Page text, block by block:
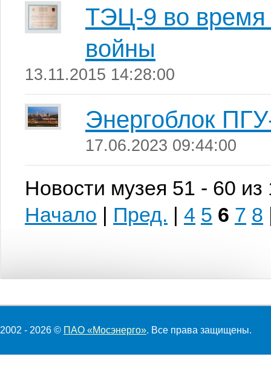
ТЭЦ-9 во время
войны
13.11.2015 14:28:00
Энергоблок
17.06.2023 09:44:00
Новости музея 51 - 60 из
Начало | Пред. | 4 5 6 7 8
2002 - 2026 © ПАО «Мосэнерго». Все права защищены.